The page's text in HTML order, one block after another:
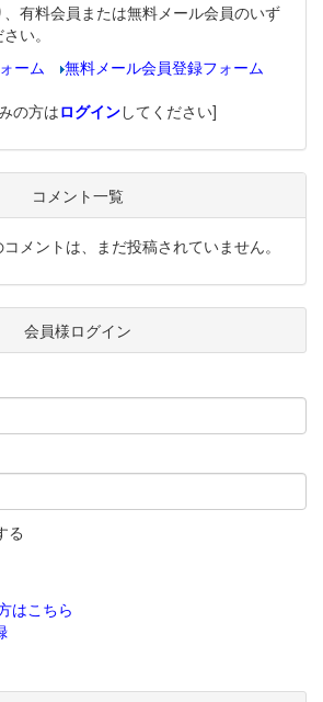
有料会員または無料メール会員のいず
い。
ーム
無料メール会員登録フォーム
の方はログインしてください]
コメント一覧
メントは、まだ投稿されていません。
会員様ログイン
る
はこちら